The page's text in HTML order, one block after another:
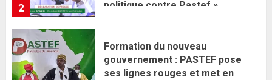
3 26 MAI 2026 0
Réintégration de Sonko à
l’Assemblée nationale : Adji
Mergane Kanouté défend la